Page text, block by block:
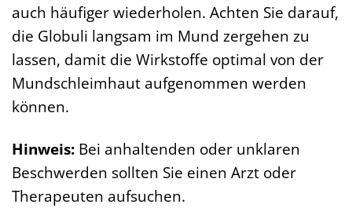
auch häufiger wiederholen. Achten Sie darauf,
die Globuli langsam im Mund zergehen zu
lassen, damit die Wirkstoffe optimal von der
Mundschleimhaut aufgenommen werden
können.
Hinweis: Bei anhaltenden oder unklaren
Beschwerden sollten Sie einen Arzt oder
Therapeuten aufsuchen.